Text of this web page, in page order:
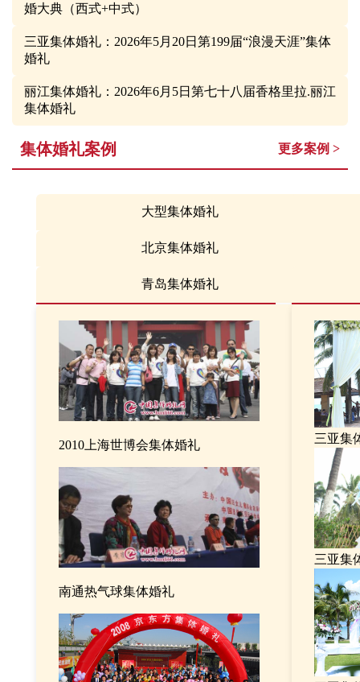
婚大典（西式+中式）
三亚集体婚礼：2026年5月20日第199届“浪漫天涯”集体
婚礼
丽江集体婚礼：2026年6月5日第七十八届香格里拉.丽江
集体婚礼
集体婚礼案例 更多案例 >
大型集体婚礼
北京集体婚礼
青岛集体婚礼
2010上海世博会集体婚礼
南通热气球集体婚礼
三亚集
三亚集